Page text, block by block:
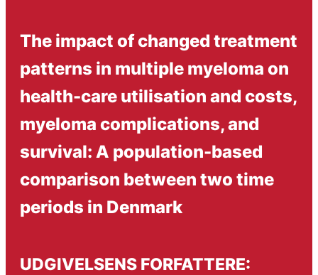
The impact of changed treatment
patterns in multiple myeloma on
health-care utilisation and costs,
myeloma complications, and
survival: A population-based
comparison between two time
periods in Denmark
UDGIVELSENS FORFATTERE: